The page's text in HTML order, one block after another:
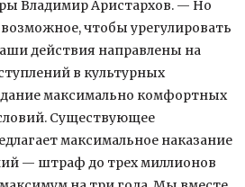
Владимир Аристархов. — Но
чтобы урегулировать
действия направлены на
в культурных
максимально комфортных
Существующее
максимальное наказание
— штраф до трех миллионов